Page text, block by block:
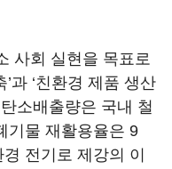
사회 실현을 목표로
과 ‘친환경 제품 생산
소배출량은 국내 철
기물 재활용율은 9
전기로 제강의 이